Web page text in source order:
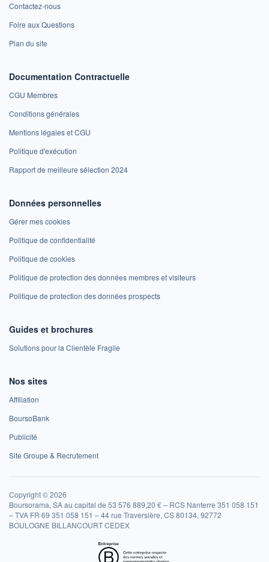
Contactez-nous
Foire aux Questions
Plan du site
Documentation Contractuelle
CGU Membres
Conditions générales
Mentions légales et CGU
Politique d'exécution
Rapport de meilleure sélection 2024
Données personnelles
Gérer mes cookies
Politique de confidentialité
Politique de cookies
Politique de protection des données membres et visiteurs
Politique de protection des données prospects
Guides et brochures
Solutions pour la Clientèle Fragile
Nos sites
Affiliation
BoursoBank
Publicité
Site Groupe & Recrutement
Copyright © 2026
Boursorama, SA au capital de 53 576 889,20 € – RCS Nanterre 351 058 151
– TVA FR 69 351 058 151 – 44 rue Traversière, CS 80134, 92772
BOULOGNE BILLANCOURT CEDEX